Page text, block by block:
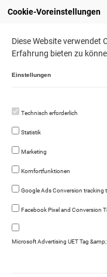
Cookie-Voreinstellungen
Diese Website verwendet
Erfahrung bieten zu
Einstellungen
Technisch erforderlich
Statistik
Marketing
Komfortfunktionen
Google Ads Conversion tracking
Facebook Pixel and Conversion
Microsoft Advertising UET Tag